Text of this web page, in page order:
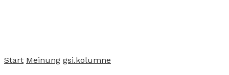
Start Meinung gsi.kolumne